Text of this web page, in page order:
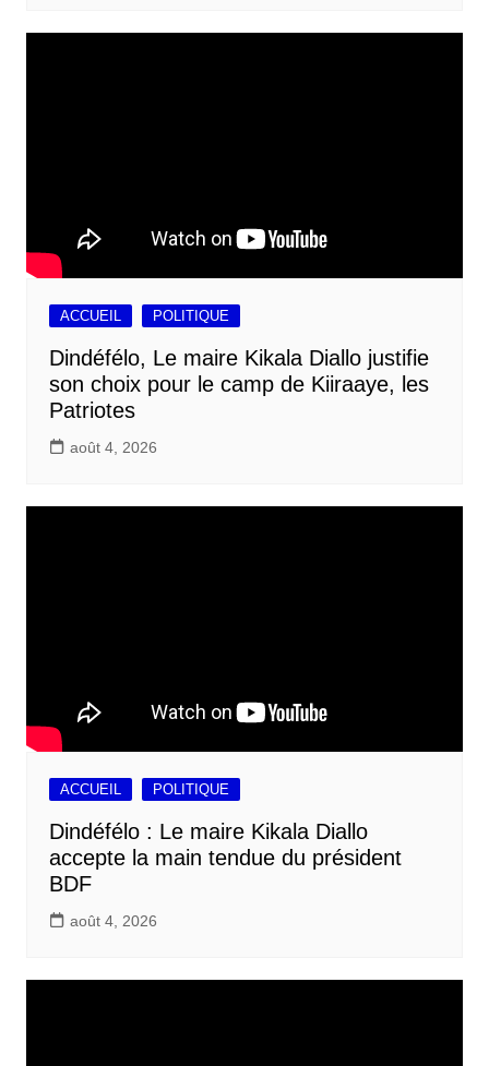
ACCUEIL POLITIQUE
Dindéfélo, Le maire Kikala Diallo justifie
son choix pour le camp de Kiiraaye, les
Patriotes
août 4, 2026
ACCUEIL POLITIQUE
Dindéfélo : Le maire Kikala Diallo
accepte la main tendue du président
BDF
août 4, 2026